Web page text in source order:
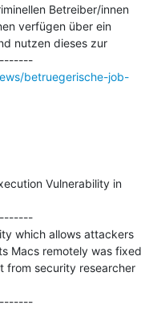
Betreiber/innen
verfügen über ein
nutzen dieses zur
---------------------------------------------
betruegerische-job-
Vulnerability in
which allows attackers
Macs remotely was fixed
from security researcher
---------------------------------------------